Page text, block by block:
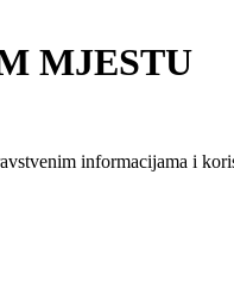
MJESTU
informacijama i